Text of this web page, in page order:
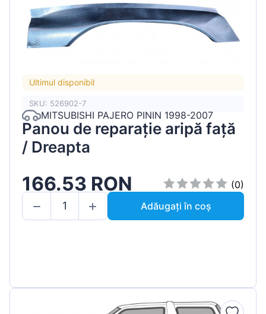
Ultimul disponibil
SKU: 526902-7
MITSUBISHI PAJERO PININ 1998-2007
Panou de reparație aripă față
/ Dreapta
166.53 RON
(0)
Adăugați în coș